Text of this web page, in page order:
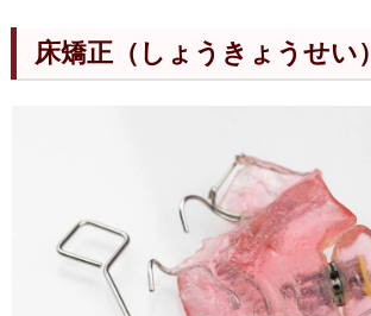
床矯正（しょうきょうせい）